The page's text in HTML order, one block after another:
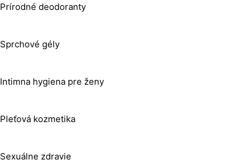
Prírodné deodoranty
Sprchové gély
Intimna hygiena pre ženy
Pleťová kozmetika
Sexuálne zdravie